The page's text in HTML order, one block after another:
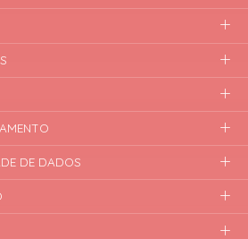
DE DADOS